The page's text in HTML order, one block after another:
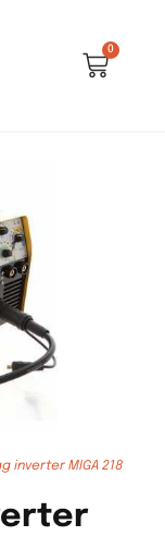
0
inverter MIGA 218